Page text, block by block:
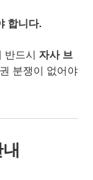
합니다.
반드시 자사 브
분쟁이 없어야